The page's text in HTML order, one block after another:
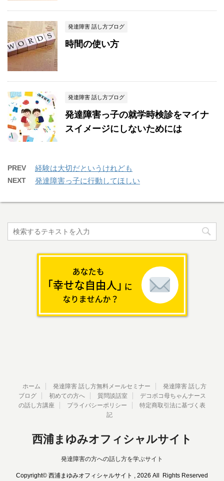
発達障害 話し方ブログ
時間の使い方
発達障害 話し方ブログ
発達障害っ子の就学時検診をマイナ
スイメージにしないためには
PREV 経験は大切だというけれども
NEXT 発達障害っ子に行動してほしい
ホーム 発達障害 話し方無料メールセミナー
発達障害 話し方
ブログ
初めての方へ 質問談話室
デコボコ母ちゃんナース
の話し方講座
プライバシーポリシー
特定商取引法に基づく表
記
西浦まゆみオフィシャルサイト
発達障害の方への話し方を学ぶサイト
Copyright© 西浦まゆみオフィシャルサイト , 2026 All Rights Reserved